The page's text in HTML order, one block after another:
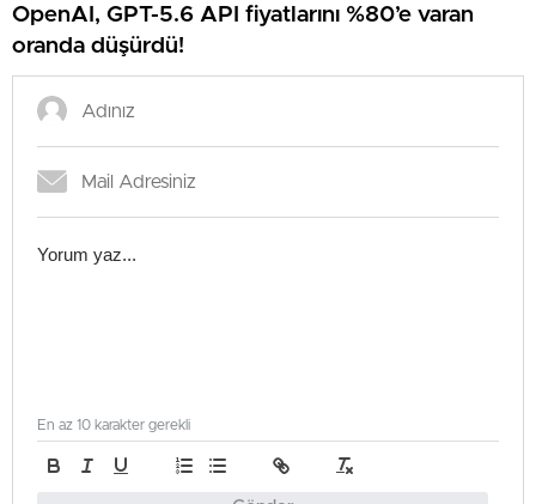
OpenAI, GPT-5.6 API fiyatlarını %80’e varan
oranda düşürdü!
En az 10 karakter gerekli